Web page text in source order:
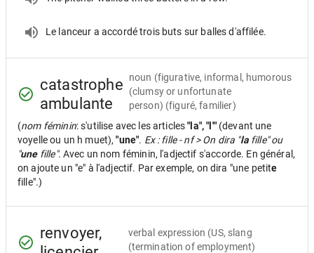
Le lanceur a accordé trois buts sur balles d'affilée.
catastrophe
ambulante
noun (figurative, informal, humorous
(clumsy or unfortunate
person) (figuré, familier)
(nom féminin: s'utilise avec les articles"la", "l'" (devant une
voyelle ou un h muet),"une". Ex : fille - nf > On dira "lafille" ou
"unefille". Avec un nom féminin, l'adjectif s'accorde. En général,
on ajoute un "e" à l'adjectif. Par exemple, on dira "une petite
fille".)
renvoyer,
verbal expression (US, slang
(termination of employment)